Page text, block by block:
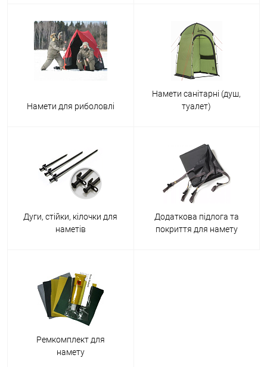
Намети для риболовлі
Намети санітарні (душ,
туалет)
Дуги, стійки, кілочки для
наметів
Додаткова підлога та
покриття для намету
Ремкомплект для
намету